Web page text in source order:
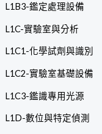
L1B3-鑑定處理設備
L1C-實驗室與分析
L1C1-化學試劑與識別
L1C2-實驗室基礎設備
L1C3-鑑識專用光源
L1D-數位與特定偵測